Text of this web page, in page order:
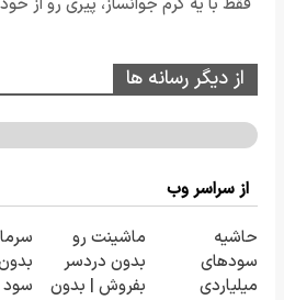
از دیگر رسانه ها
از سراسر وب
حاشیه
سودهای
میلیاردی
ماشینت رو
بدون دردسر
بفروش | بدون